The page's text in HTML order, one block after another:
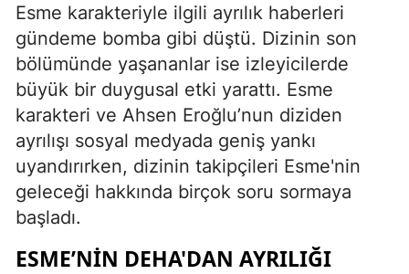
Esme karakteriyle ilgili ayrılık haberleri
gündeme bomba gibi düştü. Dizinin son
bölümünde yaşananlar ise izleyicilerde
büyük bir duygusal etki yarattı. Esme
karakteri ve Ahsen Eroğlu’nun diziden
ayrılışı sosyal medyada geniş yankı
uyandırırken, dizinin takipçileri Esme'nin
geleceği hakkında birçok soru sormaya
başladı.
ESME’NIN DEHA'DAN AYRILIĞI